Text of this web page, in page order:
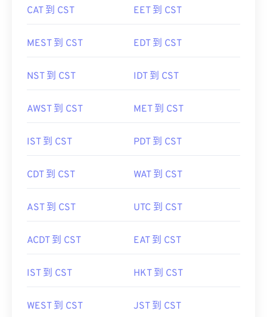
CAT 到 CST EET 到 CST
MEST 到 CST EDT 到 CST
NST 到 CST IDT 到 CST
AWST 到 CST MET 到 CST
IST 到 CST PDT 到 CST
CDT 到 CST WAT 到 CST
AST 到 CST UTC 到 CST
ACDT 到 CST EAT 到 CST
IST 到 CST HKT 到 CST
WEST 到 CST JST 到 CST